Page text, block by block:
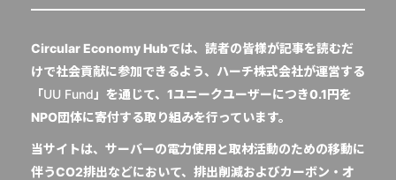
Circular Economy Hubでは、読者の皆様が記事を読むだ
けで社会貢献に参加できるよう、ハーチ株式会社が運営する
「UU Fund 」を通じて、1ユニークユーザーにつき0.1円を
NPO団体に寄付する取り組みを行っています。
当サイトは、サーバーの電力使用と取材活動のための移動に
伴うCO2排出などにおいて、排出削減およびカーボン・オ